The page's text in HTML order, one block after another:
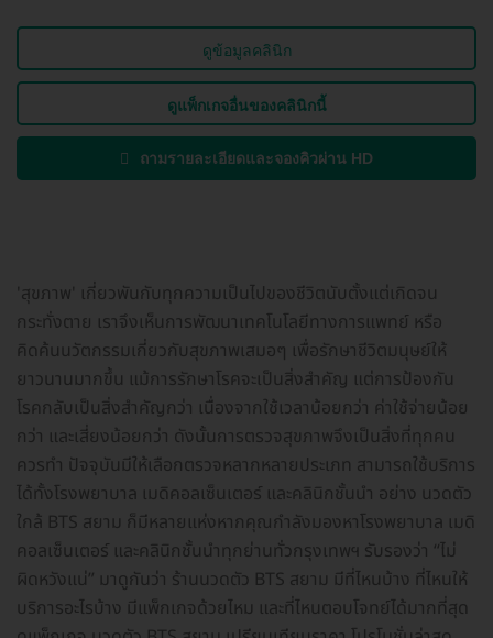
ดูข้อมูลคลินิก
ดูแพ็กเกจอื่นของคลินิกนี้
ถามรายละเอียดและจองคิวผ่าน HD
'สุขภาพ' เกี่ยวพันกับทุกความเป็นไปของชีวิตนับตั้งแต่เกิดจน
กระทั่งตาย เราจึงเห็นการพัฒนาเทคโนโลยีทางการแพทย์ หรือ
คิดค้นนวัตกรรมเกี่ยวกับสุขภาพเสมอๆ เพื่อรักษาชีวิตมนุษย์ให้
ยาวนานมากขึ้น แม้การรักษาโรคจะเป็นสิ่งสำคัญ แต่การป้องกัน
โรคกลับเป็นสิ่งสำคัญกว่า เนื่องจากใช้เวลาน้อยกว่า ค่าใช้จ่ายน้อย
กว่า และเสี่ยงน้อยกว่า ดังนั้นการตรวจสุขภาพจึงเป็นสิ่งที่ทุกคน
ควรทำ ปัจจุบันมีให้เลือกตรวจหลากหลายประเภท สามารถใช้บริการ
ได้ทั้งโรงพยาบาล เมดิคอลเซ็นเตอร์ และคลินิกชั้นนำ อย่าง นวดตัว
ใกล้ BTS สยาม ก็มีหลายแห่งหากคุณกำลังมองหาโรงพยาบาล เมดิ
คอลเซ็นเตอร์ และคลินิกชั้นนำทุกย่านทั่วกรุงเทพฯ รับรองว่า “ไม่
ผิดหวังแน่” มาดูกันว่า ร้านนวดตัว BTS สยาม มีที่ไหนบ้าง ที่ไหนให้
บริการอะไรบ้าง มีแพ็กเกจด้วยไหม และที่ไหนตอบโจทย์ได้มากที่สุด